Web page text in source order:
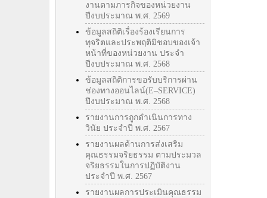
งานตามภารกิจของหน่วยงาน
ปีงบประมาณ พ.ศ. 2569
ข้อมูลสถิติเรื่องร้องเรียนการ
ทุจริตและประพฤติมิชอบของเจ้า
หน้าที่ของหน่วยงาน ประจำ
ปีงบประมาณ พ.ศ. 2568
ข้อมูลสถิติการขอรับบริการผ่าน
ช่องทางออนไลน์(E–SERVICE)
ปีงบประมาณ พ.ศ. 2568
รายงานการถูกดำเนินการทาง
วินัย ประจำปี พ.ศ. 2567
รายงานผลด้านการส่งเสริม
คุณธรรมจริยธรรม ตามประมวล
จริยธรรมในการปฏิบัติงาน
ประจำปี พ.ศ. 2567
รายงานผลการประเมินคุณธรรม